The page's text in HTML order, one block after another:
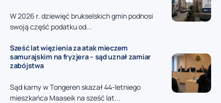
W 2026 r. dziewięć brukselskich gmin podnosi
swoją część podatku od...
Sześć lat więzienia za atak mieczem
samurajskim na fryzjera – sąd uznał zamiar
zabójstwa
Sąd karny w Tongeren skazał 44-letniego
mieszkańca Maaseik na sześć lat...